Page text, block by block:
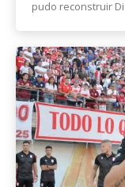
pudo reconstruir